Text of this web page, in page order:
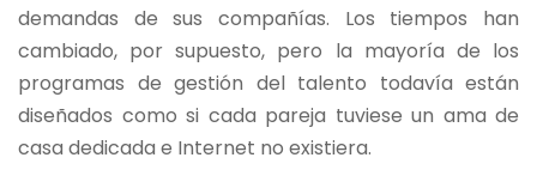
demandas de sus compañías. Los tiempos han
cambiado, por supuesto, pero la mayoría de los
programas de gestión del talento todavía están
diseñados como si cada pareja tuviese un ama de
casa dedicada e Internet no existiera.